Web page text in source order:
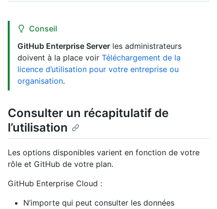
Conseil
GitHub Enterprise Server les administrateurs
doivent à la place voir Téléchargement de la
licence d’utilisation pour votre entreprise ou
organisation.
Consulter un récapitulatif de
l’utilisation
Les options disponibles varient en fonction de votre
rôle et GitHub de votre plan.
GitHub Enterprise Cloud :
N’importe qui peut consulter les données